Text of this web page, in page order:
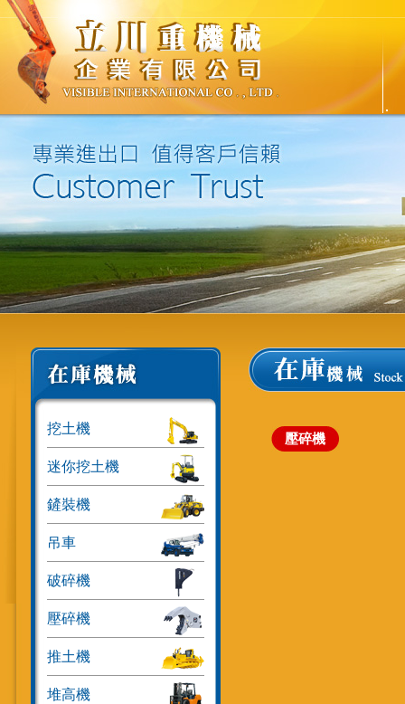
挖土機
迷你挖土機
鏟裝機
吊車
破碎機
壓碎機
推土機
堆高機
壓碎機